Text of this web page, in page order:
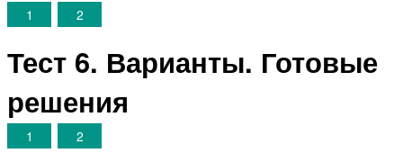
1 2
Тест 6. Варианты. Готовые
решения
1 2